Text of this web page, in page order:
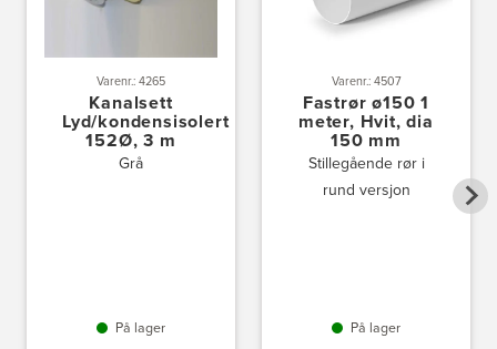
Varenr.: 4265
Kanalsett
Lyd/kondensisolert
152Ø, 3 m
Grå
På lager
Varenr.: 4507
Fastrør ø150 1
meter, Hvit, dia
150 mm
Stillegående rør i
rund versjon
På lager